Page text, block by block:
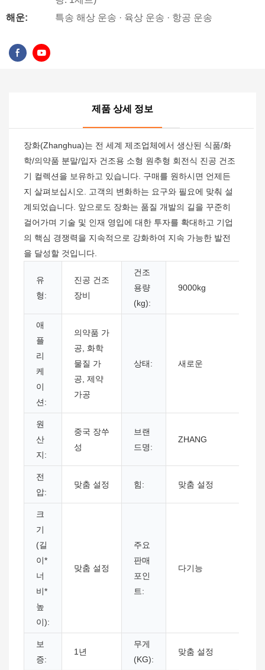
해운:
특송 해상 운송 · 육상 운송 · 항공 운송
제품 상세 정보
장화(Zhanghua)는 전 세계 제조업체에서 생산된 식품/화
학/의약품 분말/입자 건조용 소형 원추형 회전식 진공 건조
기 컬렉션을 보유하고 있습니다. 구매를 원하시면 언제든
지 살펴보십시오. 고객의 변화하는 요구와 필요에 맞춰 설
계되었습니다. 앞으로도 장화는 품질 개발의 길을 꾸준히
걸어가며 기술 및 인재 영입에 대한 투자를 확대하고 기업
의 핵심 경쟁력을 지속적으로 강화하여 지속 가능한 발전
을 달성할 것입니다.
유
형:
진공 건조
장비
건조
용량
(kg):
9000kg
애
플
리
케
이
션:
의약품 가
공, 화학
물질 가
공, 제약
가공
상태: 새로운
원
산
지:
중국 장쑤
성
브랜
드명:
ZHANG
전
압:
맞춤 설정 힘: 맞춤 설정
크
기
(길
이*
너
비*
높
이):
맞춤 설정
주요
판매
포인
트:
다기능
보
증:
1년
무게
(KG):
맞춤 설정